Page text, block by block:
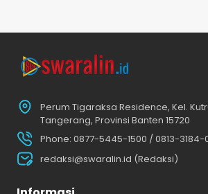
Perum Tigaraksa Residence, Kel.
Tangerang, Provinsi Banten 15720
Phone: 0877-5445-1500 / 0813-3184-
redaksi@swaralin.id (Redaksi)